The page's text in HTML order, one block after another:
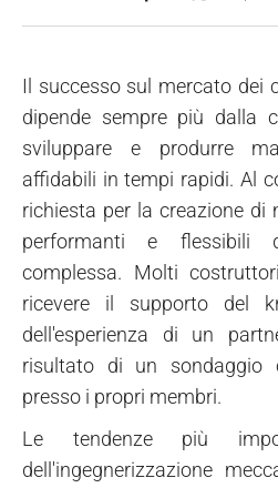
Il successo sul mercato dei
dipende sempre più dalla
sviluppare e produrre
affidabili in tempi rapidi. Al
richiesta per la creazione di
performanti e flessibili
complessa. Molti
ricevere il supporto del
dell'esperienza di un
risultato di un sondaggio
presso i propri membri.
Le tendenze più
dell'ingegnerizzazione